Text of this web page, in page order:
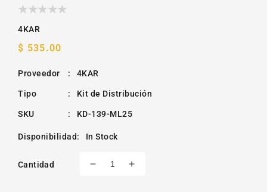
4KAR
Precio
$ 535.00
Proveedor : 4KAR
Tipo : Kit de Distribución
SKU : KD-139-ML25
Disponibilidad: In Stock
Cantidad
Reducir
Aumentar